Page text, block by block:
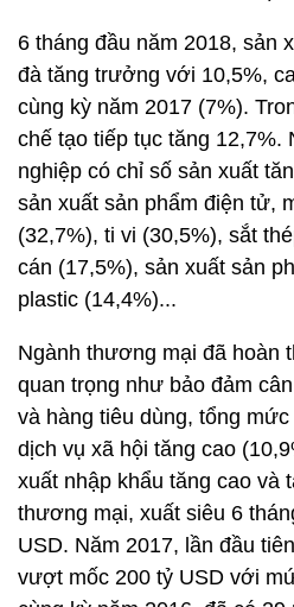
6 tháng đầu năm 2018, sản
đà tăng trưởng với 10,5%,
cùng kỳ năm 2017 (7%).
chế tạo tiếp tục tăng 12,7%.
nghiệp có chỉ số sản xuất
sản xuất sản phẩm điện tử,
(32,7%), ti vi (30,5%), sắt
cán (17,5%), sản xuất sản
plastic (14,4%)...
Ngành thương mại đã hoàn
quan trọng như bảo đảm
và hàng tiêu dùng, tổng
dịch vụ xã hội tăng cao
xuất nhập khẩu tăng cao và
thương mại, xuất siêu 6
USD. Năm 2017, lần đầu
vượt mốc 200 tỷ USD với